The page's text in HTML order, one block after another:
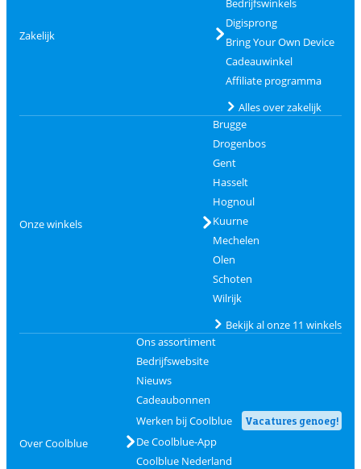
Zakelijk
Bedrijfswinkels
Digisprong
Bring Your Own Device
Cadeauwinkel
Affiliate programma
Alles over zakelijk
Onze winkels
Brugge
Drogenbos
Gent
Hasselt
Hognoul
Kuurne
Mechelen
Olen
Schoten
Wilrijk
Bekijk al onze 11 winkels
Over Coolblue
Ons assortiment
Bedrijfswebsite
Nieuws
Cadeaubonnen
Werken bij Coolblue
Vacatures genoeg!
De Coolblue-App
Coolblue Nederland